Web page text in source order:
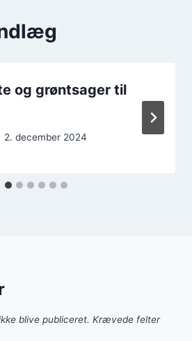
og grøntsager til
2. december 2024
blive publiceret. Krævede felter